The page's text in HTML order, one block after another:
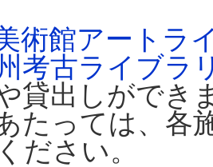
術館アートラ
考古ライブラ
貸出しができ
たっては、各
ださい。